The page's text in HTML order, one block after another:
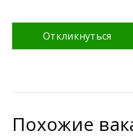
Откликнуться
Похожие